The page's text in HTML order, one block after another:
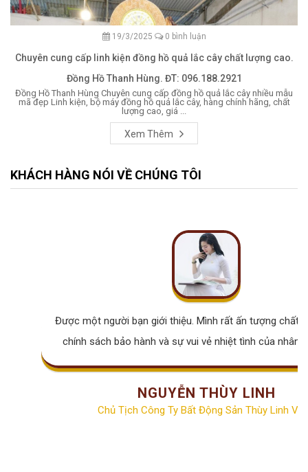
19/3/2025 0 bình luận
Chuyên cung cấp linh kiện đồng hồ quả lắc cây chất lượng cao.
Đồng Hồ Thanh Hùng. ĐT: 096.188.2921
Đồng Hồ Thanh Hùng Chuyên cung cấp đồng hồ quả lắc cây nhiều mẫu
mã đẹp Linh kiện, bộ máy đồng hồ quả lắc cây, hàng chính hãng, chất
lượng cao, giá ...
Xem Thêm
KHÁCH HÀNG NÓI VỀ CHÚNG TÔI
Được một người bạn giới thiệu. Mình rất ấn tượng chất
chính sách bảo hành và sự vui vẻ nhiệt tình của nhân
NGUYỄN THÙY LINH
Chủ Tịch Công Ty Bất Động Sản Thùy Linh